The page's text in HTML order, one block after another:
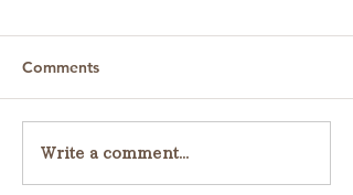
Comments
Write a comment...